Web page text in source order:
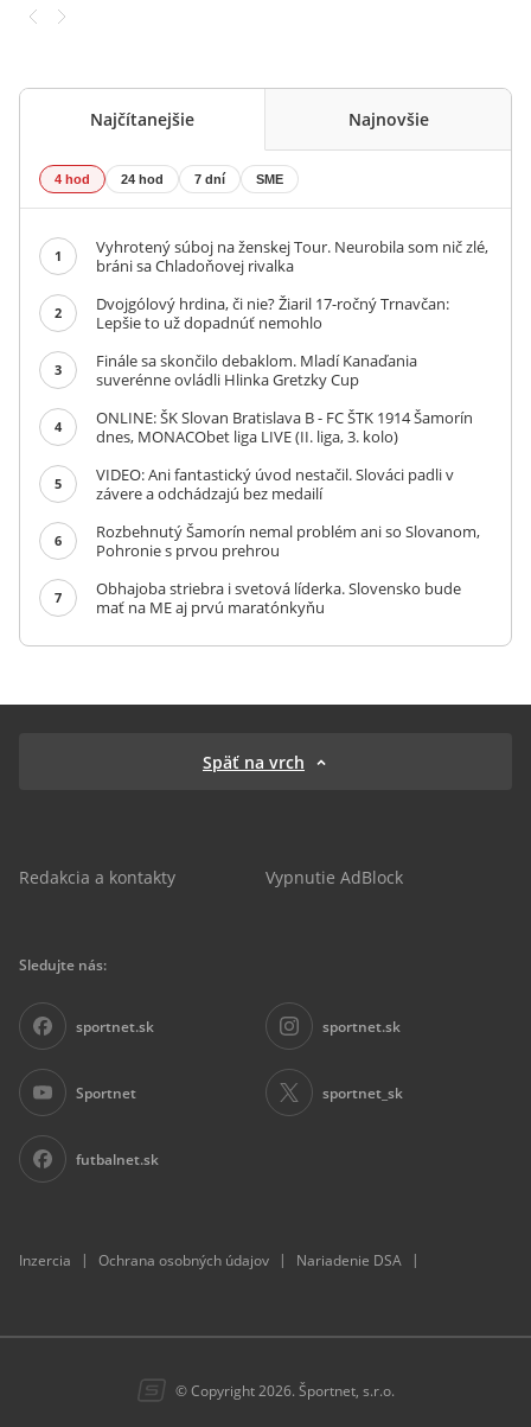
Najčítanejšie Najnovšie
4 hod 24 hod 7 dní SME
1
Vyhrotený súboj na ženskej Tour. Neurobila som nič zlé,
bráni sa Chladoňovej rivalka
2
Dvojgólový hrdina, či nie? Žiaril 17-ročný Trnavčan:
Lepšie to už dopadnúť nemohlo
3
Finále sa skončilo debaklom. Mladí Kanaďania
suverénne ovládli Hlinka Gretzky Cup
4
ONLINE: ŠK Slovan Bratislava B - FC ŠTK 1914 Šamorín
dnes, MONACObet liga LIVE (II. liga, 3. kolo)
5
VIDEO: Ani fantastický úvod nestačil. Slováci padli v
závere a odchádzajú bez medailí
6
Rozbehnutý Šamorín nemal problém ani so Slovanom,
Pohronie s prvou prehrou
7
Obhajoba striebra i svetová líderka. Slovensko bude
mať na ME aj prvú maratónkyňu
Späť na vrch
Redakcia a kontakty Vypnutie AdBlock
Sledujte nás:
sportnet.sk sportnet.sk
Sportnet sportnet_sk
futbalnet.sk
Inzercia | Ochrana osobných údajov | Nariadenie DSA |
© Copyright 2026. Športnet, s.r.o.